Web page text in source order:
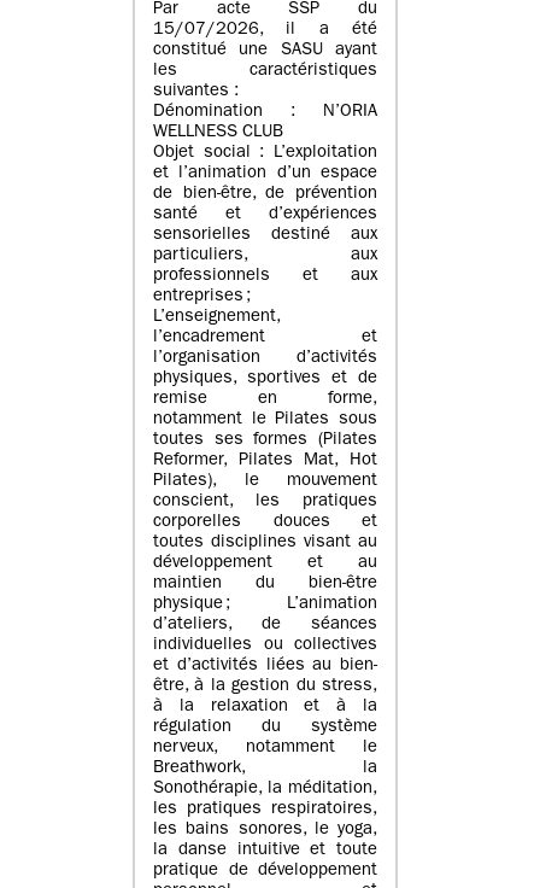
Par acte SSP du
15/07/2026, il a été
constitué une SASU ayant
les caractéristiques
suivantes :
Dénomination : N’ORIA
WELLNESS CLUB
Objet social : L’exploitation
et l’animation d’un espace
de bien-être, de prévention
santé et d’expériences
sensorielles destiné aux
particuliers, aux
professionnels et aux
entreprises ;
L’enseignement,
l’encadrement et
l’organisation d’activités
physiques, sportives et de
remise en forme,
notamment le Pilates sous
toutes ses formes (Pilates
Reformer, Pilates Mat, Hot
Pilates), le mouvement
conscient, les pratiques
corporelles douces et
toutes disciplines visant au
développement et au
maintien du bien-être
physique ; L’animation
d’ateliers, de séances
individuelles ou collectives
et d’activités liées au bien-
être, à la gestion du stress,
à la relaxation et à la
régulation du système
nerveux, notamment le
Breathwork, la
Sonothérapie, la méditation,
les pratiques respiratoires,
les bains sonores, le yoga,
la danse intuitive et toute
pratique de développement